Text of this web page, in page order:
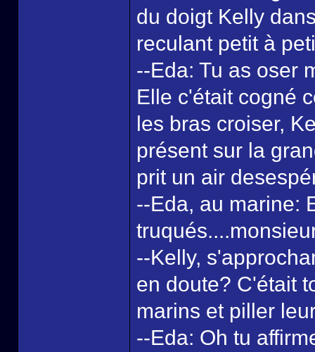
du doigt Kelly
reculant petit à
--Eda: Tu as oser
Elle c'était cogné
les bras croiser,
présent sur la
prit un air
--Eda, au marine:
--Kelly,
en doute? C'était
marins et piller
--Eda: Oh tu